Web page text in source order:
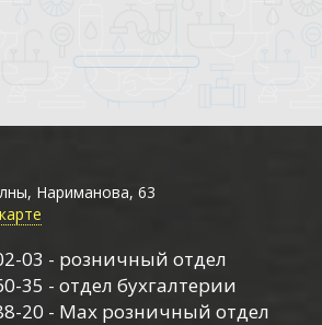
Нариманова, 63
03 - розничный отдел
35 - отдел бухгалтерии
20 - Max розничный отдел